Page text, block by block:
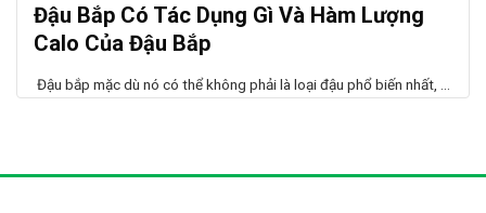
Đậu Bắp Có Tác Dụng Gì Và Hàm Lượng
Calo Của Đậu Bắp
Đậu bắp mặc dù nó có thể không phải là loại đậu phổ biến nhất, ...